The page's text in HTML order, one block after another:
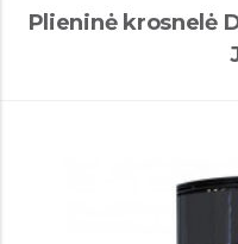
Plieninė krosnelė